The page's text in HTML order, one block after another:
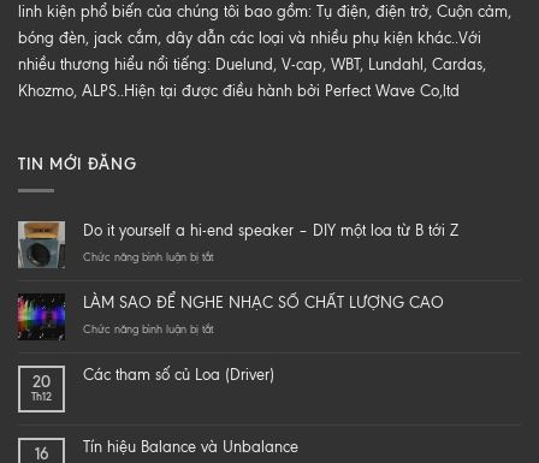
linh kiện phổ biến của chúng tôi bao gồm: Tụ điện, điện trở, Cuộn cảm,
bóng đèn, jack cắm, dây dẫn các loại và nhiều phụ kiện khác..Với
nhiều thương hiểu nổi tiếng: Duelund, V-cap, WBT, Lundahl, Cardas,
Khozmo, ALPS..Hiện tại được điều hành bởi Perfect Wave Co,ltd
TIN MỚI ĐĂNG
Do it yourself a hi-end speaker – DIY một loa từ B tới Z
Chức năng bình luận bị tắtở
yourself
a
speaker
loa
LÀM SAO ĐỂ NGHE NHẠC SỐ CHẤT LƯỢNG CAO
Chức năng bình luận bị tắtở
ĐỂ
CHẤT
20
Th12
Các tham số củ Loa (Driver)
16 Tín hiệu Balance và Unbalance